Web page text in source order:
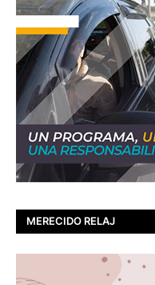
MERECIDO RELAJ